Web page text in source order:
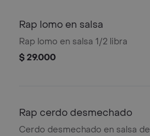
Rap lomo en salsa
Rap lomo en salsa 1/2 libra
$ 29.000
Rap cerdo desmechado
Cerdo desmechado en salsa de